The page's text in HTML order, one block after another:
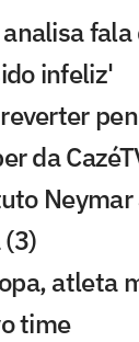
fala
infeliz'
da
atleta
time